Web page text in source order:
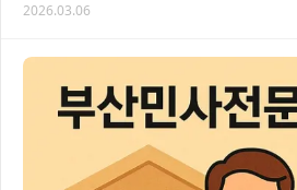
움을 겪고 계십니다. 제대로 된 법률 조력을…
2026.03.06